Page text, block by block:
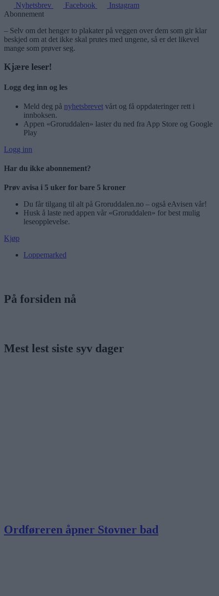
Nyhetsbrev Facebook
Instagram
Abonnement
– Selv om det henger to plakater på veggen over dem som gir klar
beskjed om at det ikke skal prutes med ungene, så er det likevel
mange som prøver seg.
Kjære leser!
Logg deg inn og les
Meld deg på nyhetsbrevet vårt og få oppdateringer rett i
innboksen.
Appen «Groruddalen» laster du ned fra App Store og Google
Play
Logg inn
Har du ikke abonnement?
Prøv avisa i 5 uker for bare 5 kroner
Du får tilgang til alt på Groruddalen.no – også eAvisen vår!
Husk å laste ned appen vår «Groruddalen» for best mulig
leseopplevelse.
Kjøp
Loppemarked
På forsiden nå
Mest lest siste syv dager
Ordføreren åpner Stovner bad